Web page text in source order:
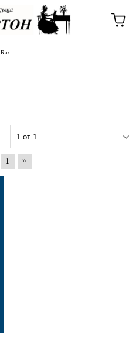
Бах
1 »